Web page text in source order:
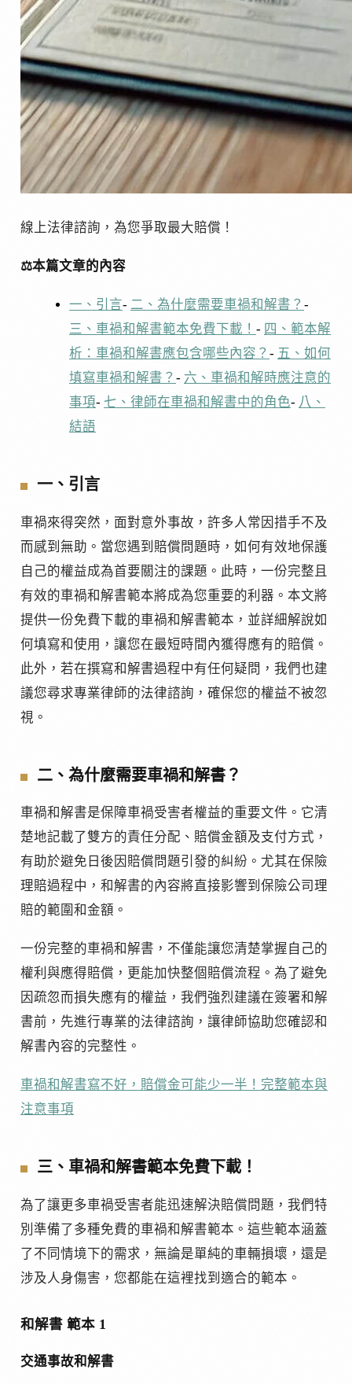
線上法律諮詢，為您爭取最大賠償！
⚖️本篇文章的內容
一、引言- 二、為什麼需要車禍和解書？ -
三、車禍和解書範本免費下載！ - 四、範本解
析：車禍和解書應包含哪些內容？ - 五、如何
填寫車禍和解書？ - 六、車禍和解時應注意的
事項- 七、律師在車禍和解書中的角色- 八、
結語
一、引言
車禍來得突然，面對意外事故，許多人常因措手不及
而感到無助。當您遇到賠償問題時，如何有效地保護
自己的權益成為首要關注的課題。此時，一份完整且
有效的車禍和解書範本將成為您重要的利器。本文將
提供一份免費下載的車禍和解書範本，並詳細解說如
何填寫和使用，讓您在最短時間內獲得應有的賠償。
此外，若在撰寫和解書過程中有任何疑問，我們也建
議您尋求專業律師的法律諮詢，確保您的權益不被忽
視。
二、為什麼需要車禍和解書？
車禍和解書是保障車禍受害者權益的重要文件。它清
楚地記載了雙方的責任分配、賠償金額及支付方式，
有助於避免日後因賠償問題引發的糾紛。尤其在保險
理賠過程中，和解書的內容將直接影響到保險公司理
賠的範圍和金額。
一份完整的車禍和解書，不僅能讓您清楚掌握自己的
權利與應得賠償，更能加快整個賠償流程。為了避免
因疏忽而損失應有的權益，我們強烈建議在簽署和解
書前，先進行專業的法律諮詢，讓律師協助您確認和
解書內容的完整性。
車禍和解書寫不好，賠償金可能少一半！完整範本與
注意事項
三、車禍和解書範本免費下載！
為了讓更多車禍受害者能迅速解決賠償問題，我們特
別準備了多種免費的車禍和解書範本。這些範本涵蓋
了不同情境下的需求，無論是單純的車輛損壞，還是
涉及人身傷害，您都能在這裡找到適合的範本。
和解書 範本 1
交通事故和解書